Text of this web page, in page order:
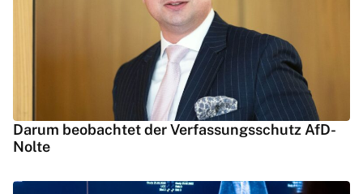
Darum beobachtet der Verfassungsschutz AfD-
Nolte